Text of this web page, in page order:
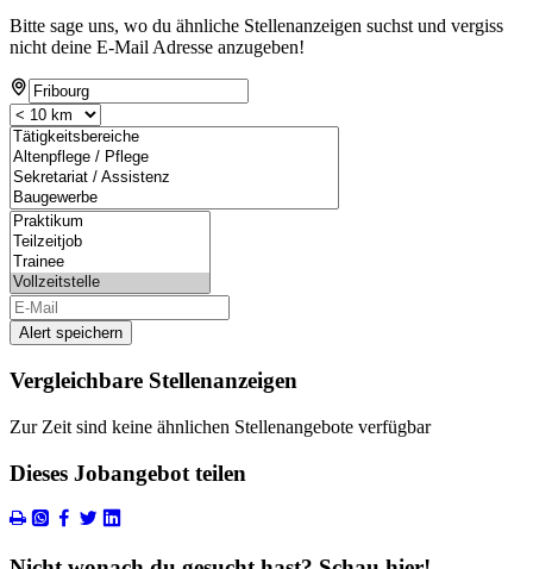
Bitte sage uns, wo du ähnliche Stellenanzeigen suchst und vergiss
nicht deine E-Mail Adresse anzugeben!
Alert speichern
Vergleichbare Stellenanzeigen
Zur Zeit sind keine ähnlichen Stellenangebote verfügbar
Dieses Jobangebot teilen